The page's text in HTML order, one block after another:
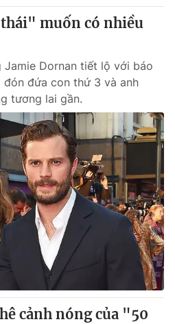
muốn có nhiều
Jamie Dornan tiết lộ với báo
đứa con thứ 3 và anh
tương lai gần.
cảnh nóng của "50